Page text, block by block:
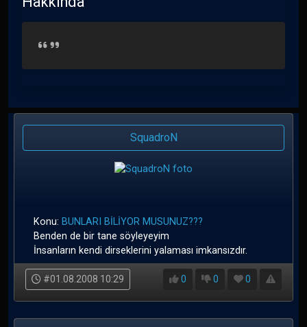
SquadroN
Konu: BUNLARI BİLİYOR MUSUNUZ???
Benden de bir tane söyleyeyim
İnsanların kendi dirseklerini yalaması imkansızdır.
#01.08.2008 10:29 0 0 0